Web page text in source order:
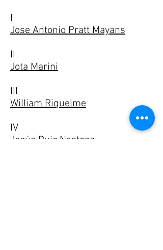
I
Jose Antonio Pratt Mayans
II
Jota Marini
III
William Riquelme
IV
Jesús Ruiz Nestosa